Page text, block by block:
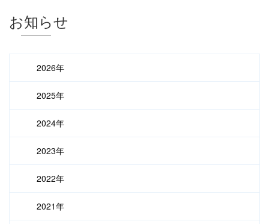
お知らせ
2026年
2025年
2024年
2023年
2022年
2021年